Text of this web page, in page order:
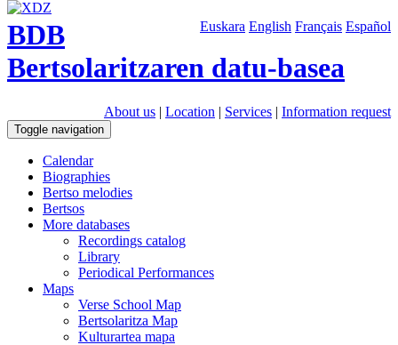
Euskara English Français Español
BDB
Bertsolaritzaren datu-basea
About us | Location | Services | Information request
Toggle navigation
Calendar
Biographies
Bertso melodies
Bertsos
More databases
Recordings catalog
Library
Periodical Performances
Maps
Verse School Map
Bertsolaritza Map
Kulturartea mapa